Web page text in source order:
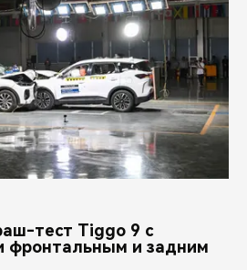
тест Tiggo 9 с
фронтальным и задним